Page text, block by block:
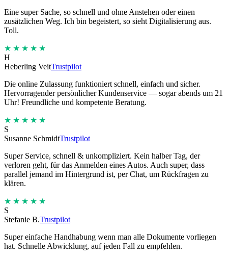
Eine super Sache, so schnell und ohne Anstehen oder einen
zusätzlichen Weg. Ich bin begeistert, so sieht Digitalisierung aus.
Toll.
★★★★★
H
Heberling VeitTrustpilot
Die online Zulassung funktioniert schnell, einfach und sicher.
Hervorragender persönlicher Kundenservice — sogar abends um 21
Uhr! Freundliche und kompetente Beratung.
★★★★★
S
Susanne SchmidtTrustpilot
Super Service, schnell & unkompliziert. Kein halber Tag, der
verloren geht, für das Anmelden eines Autos. Auch super, dass
parallel jemand im Hintergrund ist, per Chat, um Rückfragen zu
klären.
★★★★★
S
Stefanie B.Trustpilot
Super einfache Handhabung wenn man alle Dokumente vorliegen
hat. Schnelle Abwicklung, auf jeden Fall zu empfehlen.